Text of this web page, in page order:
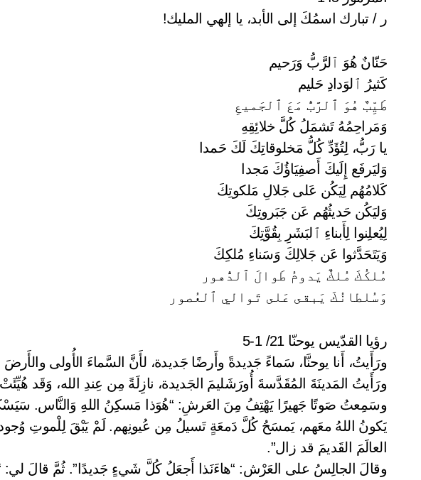
ر / تبارك اسمُكَ إلى الأبد، يا إلهي المليك!
حَنّانٌ هُوَ ٱلرَّبُّ وَرَحيم
كَثيرُ ٱلوَدادِ حَليم
طَيِّبٌ هُوَ ٱلرَّبُّ مَعَ ٱلجَميعِ
وَمَراحِمُهُ تَشمَلُ كُلَّ خلائِقِهِ
يا رَبُّ، لِتُؤَدِّ كُلُّ مَخلوقاتِكَ لَكَ حَمدا
وَليَرفَع إِلَيكَ أَصفِيَاؤُكَ مَجدا
كَلامُهُم لِيَكُن عَلى جَلالِ مَلكوتِكَ
وَليَكُن حَديثُهُم عَن جَبَروتِكَ
لِيُعلِنوا لِأَبناءِ ٱلبَشَرِ بِقُوَّتِكَ
وَيَتَحَدَّثوا عَن جَلالِكَ وَسَناءِ مُلكِكَ
مُلكُكَ مُلكٌ يَدومُ طَوالَ ٱلدُّهور
وَسُلطانُكَ يَبقى عَلى تَوالي ٱلعُصور
رؤيا القدّيس يوحنّا 21/ 1-5
ورَأَيتُ، أَنا يوحنَّا، سَماءً جَديدةً وأَرضًا جَديدة، لأَنَّ السَّماءَ الأُولى والأَرضَ
ورَأَيتُ المَدينَةَ المُقَدَّسةَ أُورَشَليمَ الجَديدة، نازِلَةً مِن عِندِ الله، وَقَد
وسَمِعتُ صَوتًا جَهيرًا يَهْتِفُ مِنَ العَرشِ: “هُوَذا مَسكِنُ اللهِ وَالنَّاس.
يَكونُ اللهُ معَهم، يَمسَحُ كُلَّ دَمعَةٍ تَسيلُ مِن عُيونِهم. لَمْ يَبْقَ لِلْموتِ وُجود،
العالَمَ القَديمَ قد زال”.
وقالَ الجالِسُ على العَرْش: “هاءَنَذا أَجعَلُ كُلَّ شَيءٍ جَديدًا”. ثُمَّ قالَ لي: